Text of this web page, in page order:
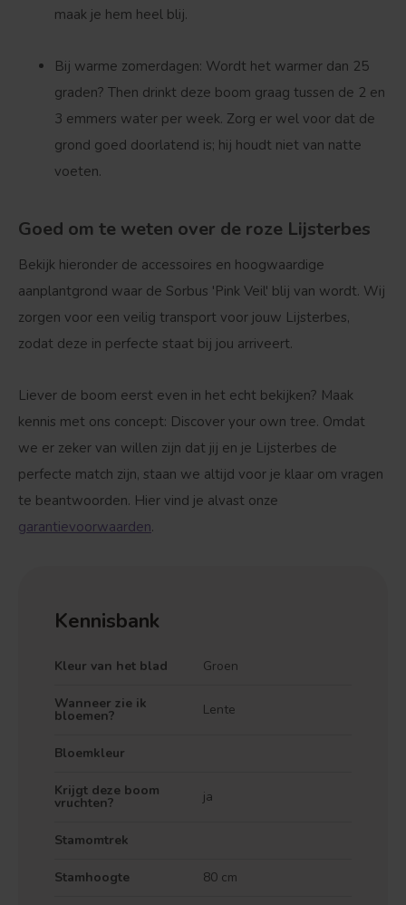
maak je hem heel blij.
Bij warme zomerdagen: Wordt het warmer dan 25
graden? Then drinkt deze boom graag tussen de 2 en
3 emmers water per week. Zorg er wel voor dat de
grond goed doorlatend is; hij houdt niet van natte
voeten.
Goed om te weten over de roze Lijsterbes
Bekijk hieronder de accessoires en hoogwaardige
aanplantgrond waar de Sorbus 'Pink Veil' blij van wordt. Wij
zorgen voor een veilig transport voor jouw Lijsterbes,
zodat deze in perfecte staat bij jou arriveert.
Liever de boom eerst even in het echt bekijken? Maak
kennis met ons concept: Discover your own tree. Omdat
we er zeker van willen zijn dat jij en je Lijsterbes de
perfecte match zijn, staan we altijd voor je klaar om vragen
te beantwoorden. Hier vind je alvast onze
garantievoorwaarden.
Kennisbank
Kleur van het blad Groen
Wanneer zie ik
bloemen? Lente
Bloemkleur
Krijgt deze boom
vruchten? ja
Stamomtrek
Stamhoogte 80 cm
Treurvorm